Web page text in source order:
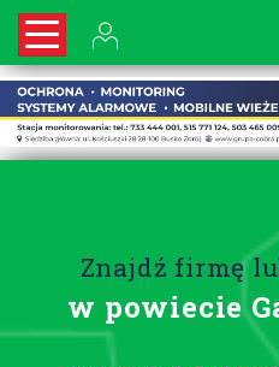
Znajdź firmę
w powiecie